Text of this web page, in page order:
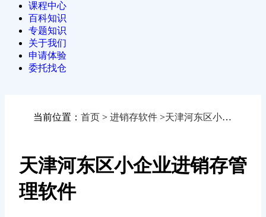
课程中心
百科知识
专题知识
关于我们
申请体验
委托找仓
当前位置： 首页 > 进销存软件 >天津河东区小企业进销存管理软件
天津河东区小企业进销存管
理软件